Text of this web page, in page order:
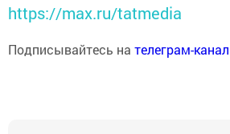
https://max.ru/tatmedia
Подписывайтесь на телеграм-